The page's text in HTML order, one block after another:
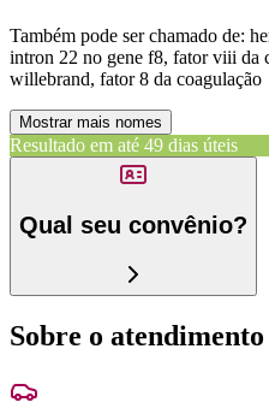
Também pode ser chamado de:
intron 22 no gene f8, fator viii da
willebrand, fator 8 da coagulação
Mostrar mais nomes
Resultado em até 49 dias úteis
Qual seu convênio?
Sobre o atendimento